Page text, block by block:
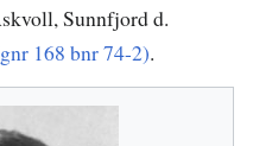
Sunnfjord d.
168 bnr 74-2).